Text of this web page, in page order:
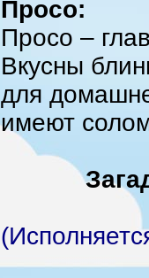
Просо:
Просо –
Вкусны
для
имеют